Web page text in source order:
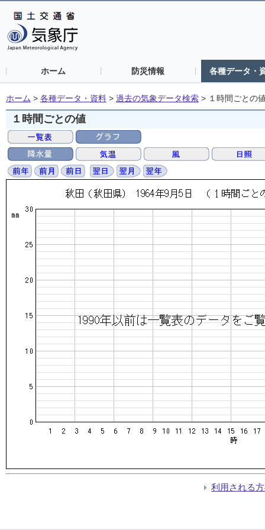
ホーム 防災情報 各種データ・
ホーム > 各種データ・資料 > 過去の気象データ検索 > １時間ごとの
１時間ごとの値
利用される